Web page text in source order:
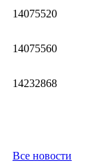
14075520
14075560
14232868
Все новости